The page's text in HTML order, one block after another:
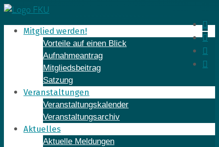
Skip
to
contentMitglied werden!
Vorteile auf einen Blick
Aufnahmeantrag
Mitgliedsbeitrag
Satzung
Veranstaltungen
Veranstaltungskalender
Veranstaltungsarchiv
Aktuelles
Aktuelle Meldungen